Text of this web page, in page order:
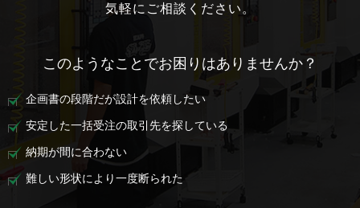
気軽にご相談ください。
このようなことでお困りはありませんか？
企画書の段階だが設計を依頼したい
安定した一括受注の取引先を探している
納期が間に合わない
難しい形状により一度断られた